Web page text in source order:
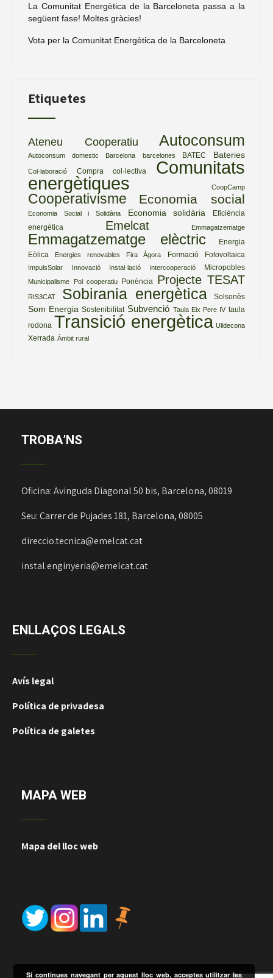
La Comunitat Energètica de la Barceloneta passa a la
següent fase! Moltes gràcies!
Vota per la Comunitat Energètica de la Barceloneta
Etiquetes
Ateneu Cooperatiu Autoconsum
Autoconsum domestic Barcelona barcelones BATEC Bateries
Col·laboració Compra col·lectiva Comunitats
energètiques CoopCamp
Cooperativisme Economia social
Economia Social i Solidària Economia solidària
Eficiència
energètica
Emelcat Emmagatzematge
Emmagatzematge elèctric
Energia
Eòlica
Energies renovables Fira Àgora Formació Fotovoltaica
ImpulsSolar Innovació Instal·lació intercooperació Micropobles
Municipalisme Pol cooperatiu Ponència Projecte TESAT
RIS3CAT Sobirania energètica Solsonès
Som Energia Sostenibilitat Subvenció Taula Eix Pere IV taula
rodona Transició energètica Ulldecona
Xerrada Àmbit rural
TROBA’NS
Oficina: Avinguda Diagonal 50 bis, Barcelona, 08019
Seu: Carrer de Pujades 181, Barcelona, 08005
direccio.tecnica@emelcat.cat
instal.enginyeria@emelcat.cat
ENLLAÇOS LEGALS
Avís legal
Política de privadesa
Política de galetes
MAPA WEB
Mapa del lloc web
Si continues navegant per aquest lloc web, acceptes utilitzar les